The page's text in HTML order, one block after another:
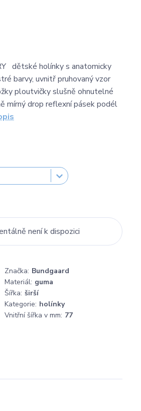
dětské holínky s anatomicky
barvy, uvnitř pruhovaný vzor
ploutvičky slušně ohnutelné
mírný drop reflexní pásek podél
není k dispozici
Značka: Bundgaard
Materiál: guma
Šířka: širší
Kategorie: holínky
Vnitřní šířka v mm: 77